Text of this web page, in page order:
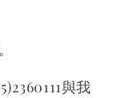
與我